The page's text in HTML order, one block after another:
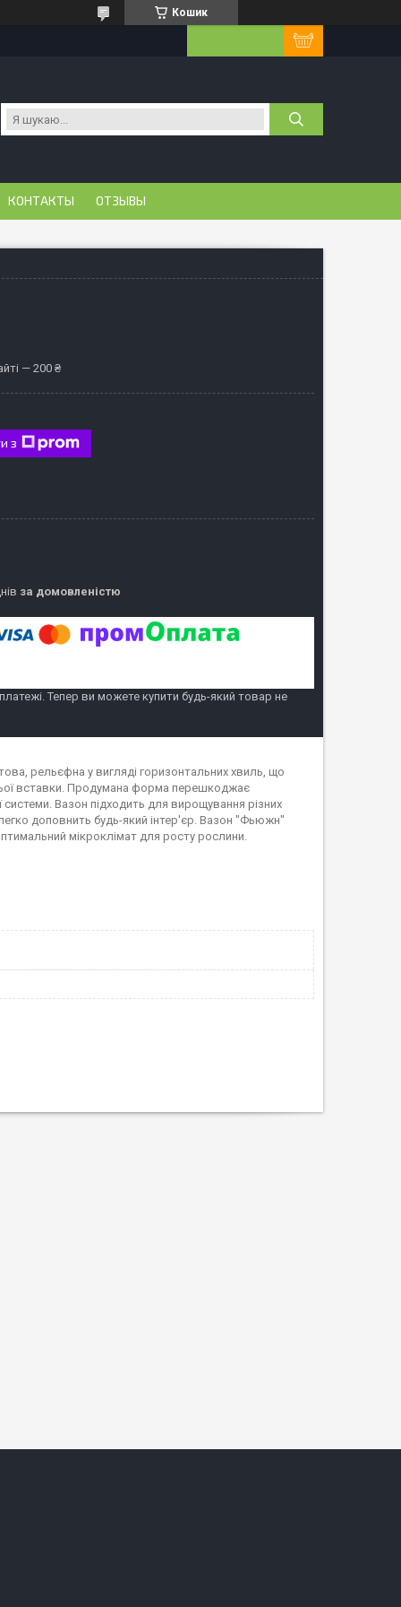
Кошик
КОНТАКТЫ ОТЗЫВЫ
— 200 ₴
з
за домовленістю
Тепер ви можете купити будь-який товар не
рельєфна у вигляді горизонтальних хвиль, що
вставки. Продумана форма перешкоджає
Вазон підходить для вирощування різних
доповнить будь-який інтер'єр. Вазон "Фьюжн"
мікроклімат для росту рослини.